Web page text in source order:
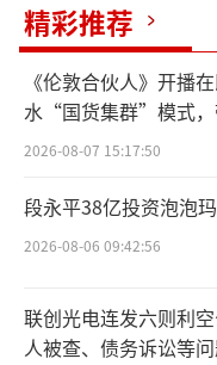
在逐渐放缓。对
中如此表示：“
推广投入增加所
这样的解释
在2023年财报中
的解释为“线上
从财报数据
精彩推荐
《伦敦合伙人》开播
水“国货集群”模式，
向种草
2026-08-07 15:17:50
段永平38亿投资泡泡
2026-08-06 09:42:56
联创光电连发六则利
人被查、债务诉讼等